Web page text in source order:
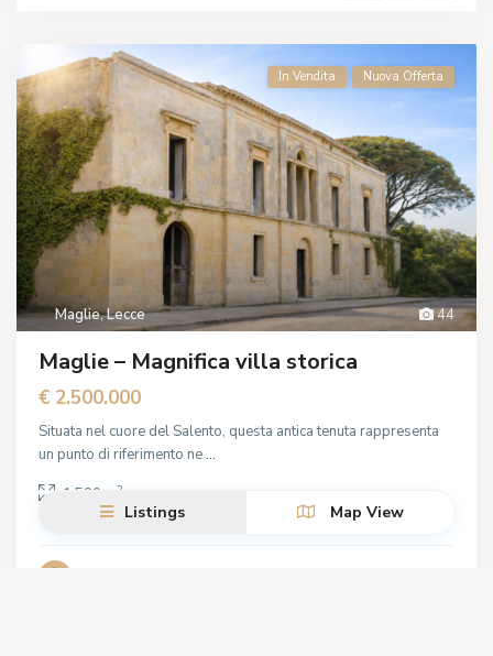
44
Maglie,Lecce
In Vendita Nuova Offerta
Maglie – Magnifica villa storica
€ 2.500.000
Situata nel cuore del Salento, questa antica tenuta rappresenta
un punto di riferimento ne...
1.500 m2
Listings Map View